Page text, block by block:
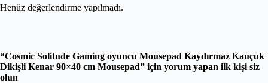
Henüz değerlendirme yapılmadı.
“Cosmic Solitude Gaming oyuncu Mousepad Kaydırmaz Kauçuk
Dikişli Kenar 90×40 cm Mousepad” için yorum yapan ilk kişi siz
olun